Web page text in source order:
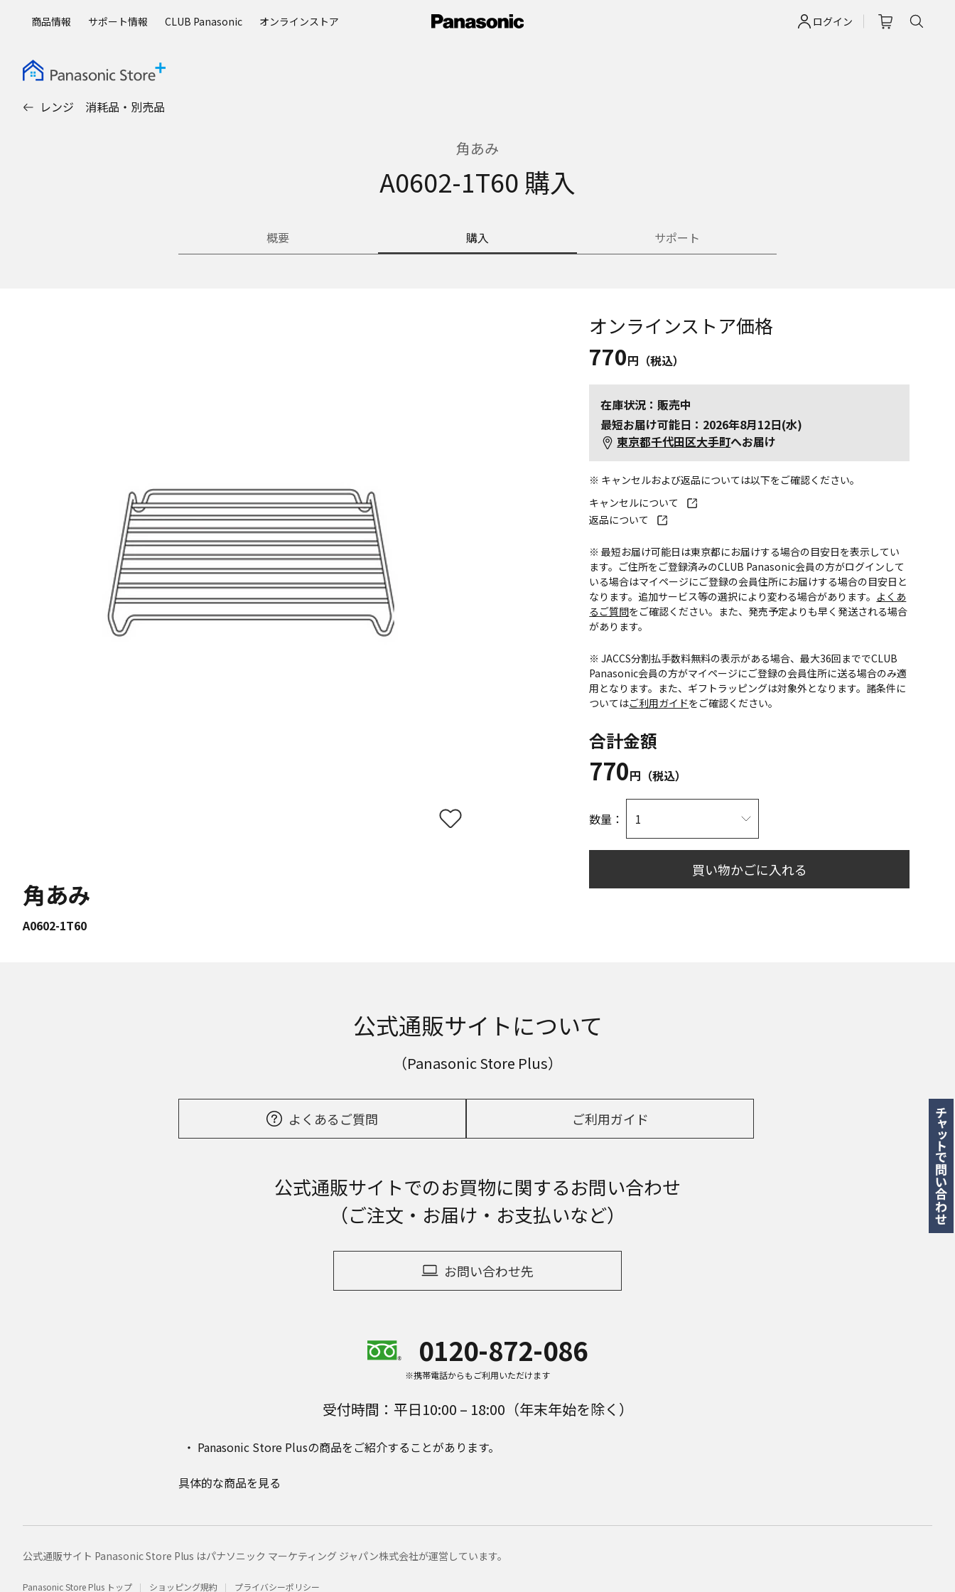
ログイン
商品情報 サポート情報 CLUB Panasonic オンラインストア
レンジ 消耗品・別売品
角あみ
A0602-1T60 購入
概要 購入 サポート
角あみ
A0602-1T60
オンラインストア価格
770円（税込）
在庫状況：販売中
最短お届け可能日：2026年8月12日(水)
東京都千代田区大手町へお届け
※ キャンセルおよび返品については以下をご確認ください。
キャンセルについて
返品について
※ 最短お届け可能日は東京都にお届けする場合の目安日を表示してい
ます。ご住所をご登録済みのCLUB Panasonic会員の方がログインして
いる場合はマイページにご登録の会員住所にお届けする場合の目安日と
なります。追加サービス等の選択により変わる場合があります。 よくあ
るご質問をご確認ください。また、発売予定よりも早く発送される場合
があります。
※ JACCS分割払手数料無料の表示がある場合、最大36回まででCLUB
Panasonic会員の方がマイページにご登録の会員住所に送る場合のみ適
用となります。また、ギフトラッピングは対象外となります。諸条件に
ついてはご利用ガイドをご確認ください。
合計金額
770円（税込）
数量：
買い物かごに入れる
公式通販サイトについて
（Panasonic Store Plus）
よくあるご質問 ご利用ガイド
公式通販サイトでのお買物に関するお問い合わせ
（ご注文・お届け・お支払いなど）
お問い合わせ先
0120-872-086
※携帯電話からもご利用いただけます
受付時間：平日10:00 – 18:00（年末年始を除く）
Panasonic Store Plusの商品をご紹介することがあります。
具体的な商品を見る
公式通販サイト Panasonic Store Plus はパナソニック マーケティング ジャパン株式会社が運営しています。
Panasonic Store Plus トップ ショッピング規約 プライバシーポリシー